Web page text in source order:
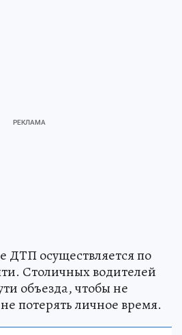
ДТП осуществляется по
Столичных водителей
объезда, чтобы не
потерять личное время.